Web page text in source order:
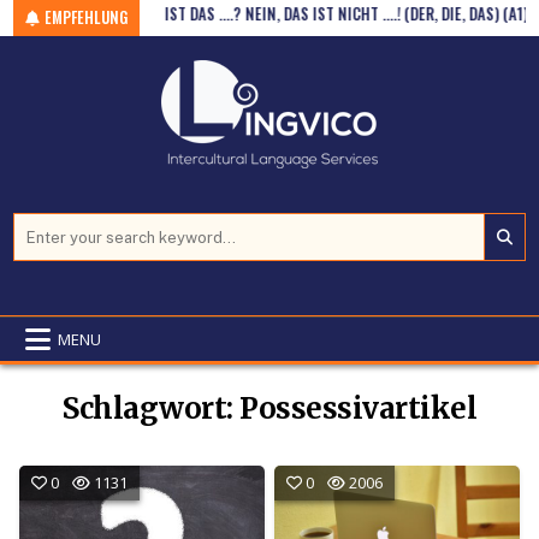
Skip to content
EMPFEHLUNG
(GR / A2-B1) IST DAS ….? NEIN, DAS IST NICHT ….! (DER, DIE, DAS) (A1)
MENU
Schlagwort: Possessivartikel
0 1131 0 2006